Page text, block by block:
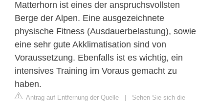
Matterhorn ist eines der anspruchsvollsten
Berge der Alpen. Eine ausgezeichnete
physische Fitness (Ausdauerbelastung), sowie
eine sehr gute Akklimatisation sind von
Voraussetzung. Ebenfalls ist es wichtig, ein
intensives Training im Voraus gemacht zu
haben.
Antrag auf Entfernung der Quelle | Sehen Sie sich die